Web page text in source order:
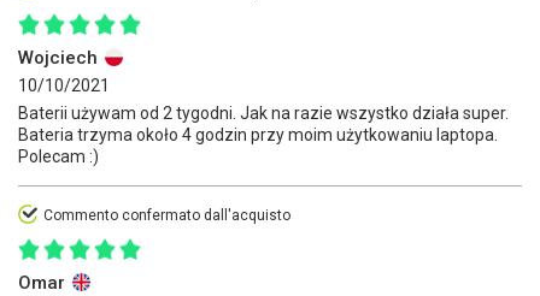
Wojciech
10/10/2021
Baterii używam od 2 tygodni. Jak na razie wszystko działa super.
Bateria trzyma około 4 godzin przy moim użytkowaniu laptopa.
Polecam :)
Commento confermato dall'acquisto
Omar